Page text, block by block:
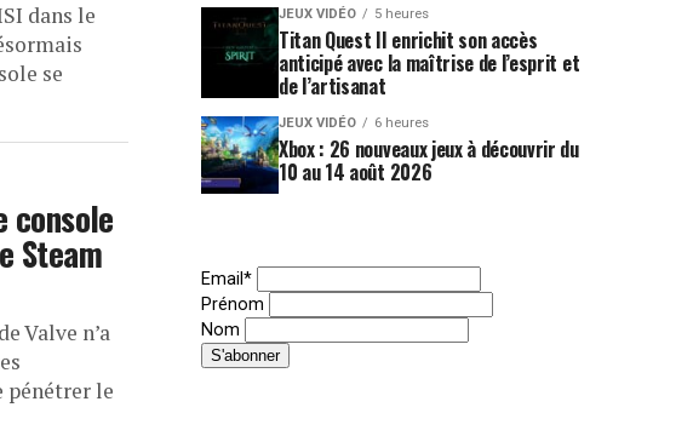
dans le
se
console
Steam
Valve n’a
pénétrer le
JEUX VIDÉO 5 heures
Titan Quest II enrichit son accès
anticipé avec la maîtrise de l’esprit et
de l’artisanat
JEUX VIDÉO 6 heures
Xbox : 26 nouveaux jeux à découvrir du
10 au 14 août 2026
Email*
Prénom
Nom